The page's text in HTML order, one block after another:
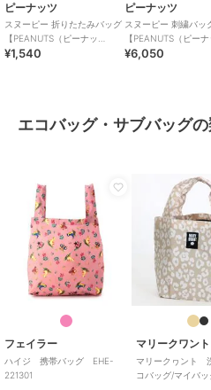
ピーナッツ
スヌーピー 折りたたみバッグ
【PEANUTS（ピーナッ
ツ）】
¥1,540
ピーナッツ
スヌーピー 刺繍バッ
【PEANUTS（ピーナ
ツ）】
¥6,050
エコバッグ・サブバッグ
フェイラー
ハイジ 携帯バッグ EHE-
221301
マリークワント
マリークヮント
コバッグ/マイバッ